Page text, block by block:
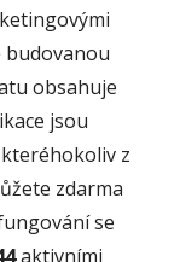
budovanou
obsahuje
jsou
z
zdarma
se
aktivními